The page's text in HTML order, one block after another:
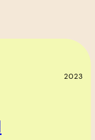
2023